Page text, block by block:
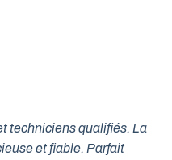
techniciens qualifiés. La
et fiable. Parfait